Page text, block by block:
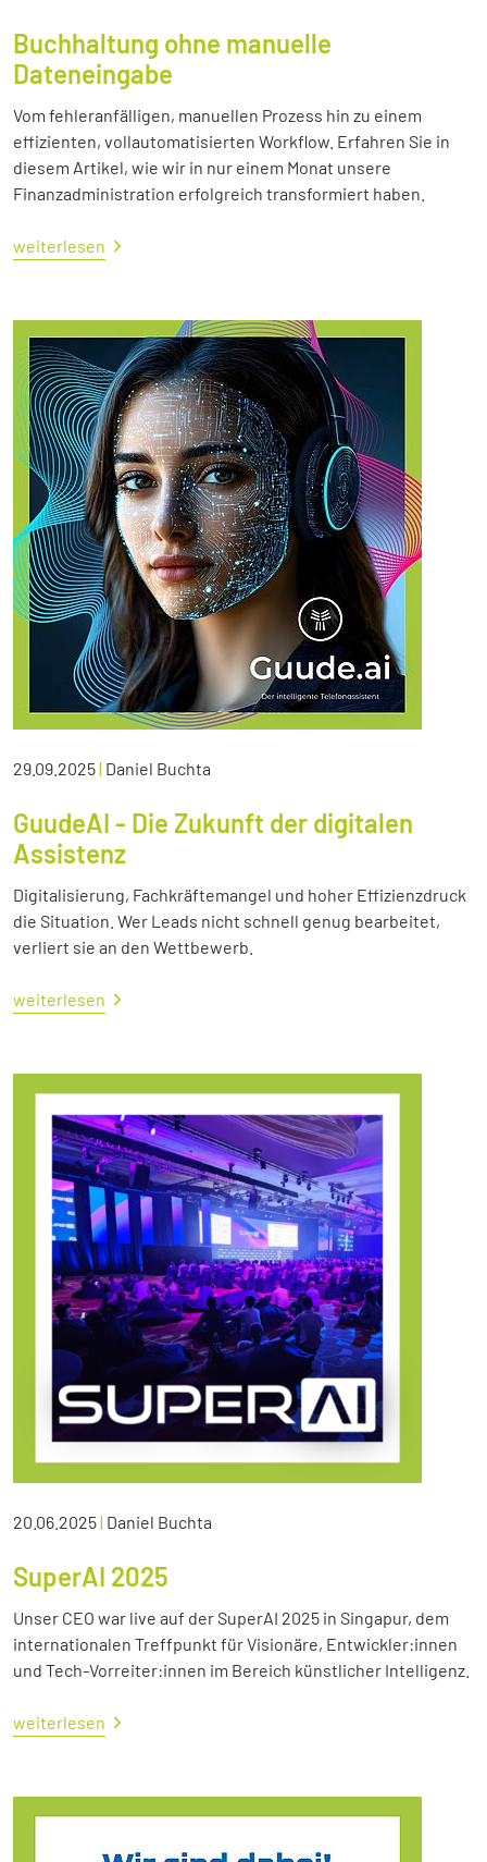
Buchhaltung ohne manuelle
Dateneingabe
Vom fehleranfälligen, manuellen Prozess hin zu einem
effizienten, vollautomatisierten Workflow. Erfahren Sie in
diesem Artikel, wie wir in nur einem Monat unsere
Finanzadministration erfolgreich transformiert haben.
weiterlesen
29.09.2025| Daniel Buchta
GuudeAI - Die Zukunft der digitalen
Assistenz
Digitalisierung, Fachkräftemangel und hoher Effizienzdruck
die Situation. Wer Leads nicht schnell genug bearbeitet,
verliert sie an den Wettbewerb.
weiterlesen
20.06.2025| Daniel Buchta
SuperAI 2025
Unser CEO war live auf der SuperAI 2025 in Singapur, dem
internationalen Treffpunkt für Visionäre, Entwickler:innen
und Tech-Vorreiter:innen im Bereich künstlicher Intelligenz.
weiterlesen